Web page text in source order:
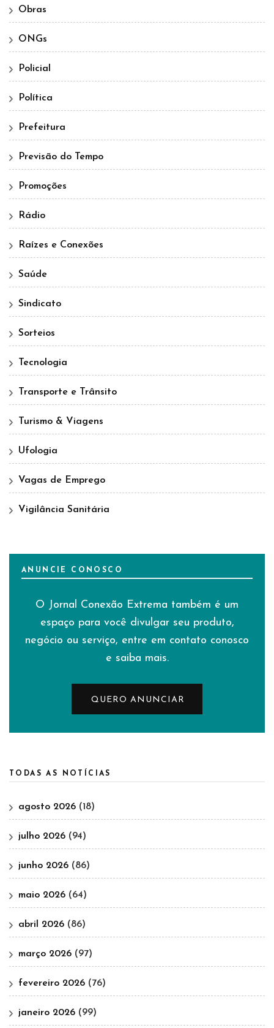
Obras
ONGs
Policial
Política
Prefeitura
Previsão do Tempo
Promoções
Rádio
Raízes e Conexões
Saúde
Sindicato
Sorteios
Tecnologia
Transporte e Trânsito
Turismo & Viagens
Ufologia
Vagas de Emprego
Vigilância Sanitária
ANUNCIE CONOSCO
O Jornal Conexão Extrema também é um
espaço para você divulgar seu produto,
negócio ou serviço, entre em contato conosco
e saiba mais.
QUERO ANUNCIAR
TODAS AS NOTÍCIAS
agosto 2026 (18)
julho 2026 (94)
junho 2026 (86)
maio 2026 (64)
abril 2026 (86)
março 2026 (97)
fevereiro 2026 (76)
janeiro 2026 (99)